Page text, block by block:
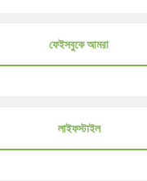
ফেইসবুকে আমরা
লাইফস্টাইল